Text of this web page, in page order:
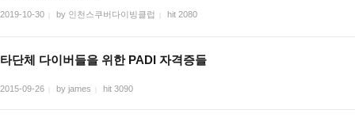
2019-10-30 by 인천스쿠버다이빙클럽 hit 2080
타단체 다이버들을 위한 PADI 자격증들
2015-09-26 by james hit 3090